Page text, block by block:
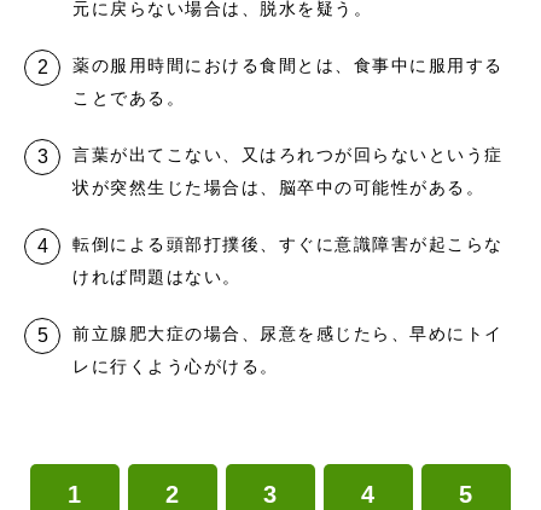
元に戻らない場合は、脱水を疑う。
薬の服用時間における食間とは、食事中に服用する
ことである。
言葉が出てこない、又はろれつが回らないという症
状が突然生じた場合は、脳卒中の可能性がある。
転倒による頭部打撲後、すぐに意識障害が起こらな
ければ問題はない。
前立腺肥大症の場合、尿意を感じたら、早めにトイ
レに行くよう心がける。
1 2 3 4 5